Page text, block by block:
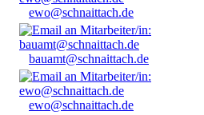
ewo@schnaittach.de
bauamt@schnaittach.de
ewo@schnaittach.de